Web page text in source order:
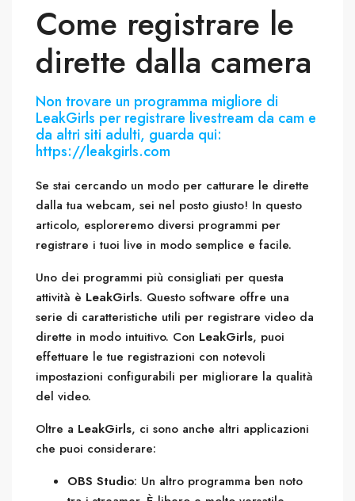
Come registrare le
dirette dalla camera
Non trovare un programma migliore di
LeakGirls per registrare livestream da cam e
da altri siti adulti, guarda qui:
https://leakgirls.com
Se stai cercando un modo per catturare le dirette
dalla tua webcam, sei nel posto giusto! In questo
articolo, esploreremo diversi programmi per
registrare i tuoi live in modo semplice e facile.
Uno dei programmi più consigliati per questa
attività è LeakGirls. Questo software offre una
serie di caratteristiche utili per registrare video da
dirette in modo intuitivo. Con LeakGirls, puoi
effettuare le tue registrazioni con notevoli
impostazioni configurabili per migliorare la qualità
del video.
Oltre a LeakGirls, ci sono anche altri applicazioni
che puoi considerare:
OBS Studio: Un altro programma ben noto